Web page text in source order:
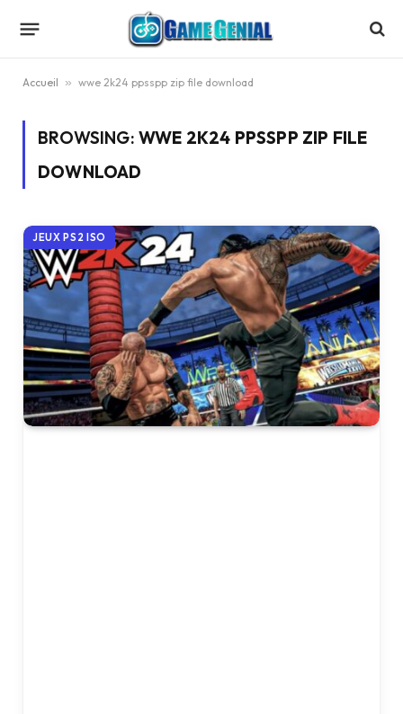
Accueil » wwe 2k24 ppsspp zip file download
BROWSING: WWE 2K24 PPSSPP ZIP FILE
DOWNLOAD
JEUX PS2 ISO